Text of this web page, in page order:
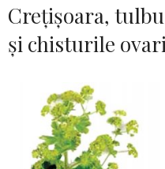
Crețișoara,
și chisturile